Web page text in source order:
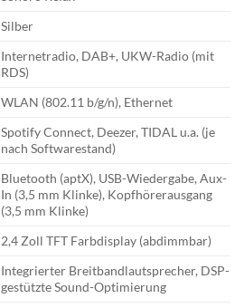
Silber
Internetradio, DAB+, UKW-Radio (mit
RDS)
WLAN (802.11 b/g/n), Ethernet
Spotify Connect, Deezer, TIDAL u.a. (je
nach Softwarestand)
Bluetooth (aptX), USB-Wiedergabe, Aux-
In (3,5 mm Klinke), Kopfhörerausgang
(3,5 mm Klinke)
2,4 Zoll TFT Farbdisplay (abdimmbar)
Integrierter Breitbandlautsprecher, DSP-
gestützte Sound-Optimierung